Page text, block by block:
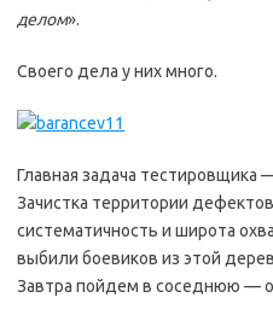
делом».
Своего дела у них много.
Главная задача тестировщика
Зачистка территории
систематичность и широта
выбили боевиков из этой
Завтра пойдем в соседнюю —